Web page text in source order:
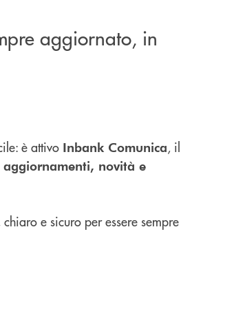
aggiornato, in
è attivo Inbank Comunica, il
aggiornamenti, novità e
e sicuro per essere sempre